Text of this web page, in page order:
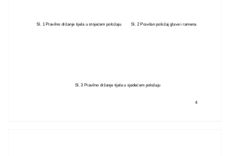
4
Sl. 1 Pravilno držanje tijela u stojećem položaju Sl. 2 Pravilan položaj glave i ramena
Sl. 3 Pravilno držanje tijela u sjedećem položaju